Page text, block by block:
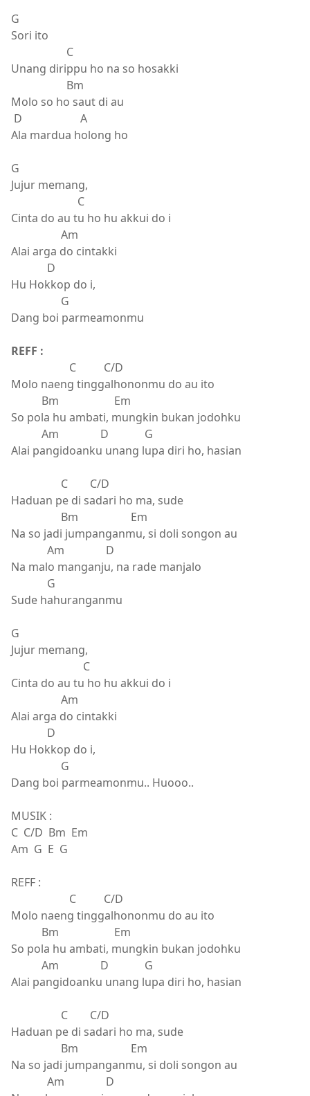
G
Sori ito
C
Unang dirippu ho na so hosakki
Bm
Molo so ho saut di au
D A
Ala mardua holong ho
G
Jujur memang,
C
Cinta do au tu ho hu akkui do i
Am
Alai arga do cintakki
D
Hu Hokkop do i,
G
Dang boi parmeamonmu
REFF :
C C/D
Molo naeng tinggalhononmu do au ito
Bm Em
So pola hu ambati, mungkin bukan jodohku
Am D G
Alai pangidoanku unang lupa diri ho, hasian
C C/D
Haduan pe di sadari ho ma, sude
Bm Em
Na so jadi jumpanganmu, si doli songon au
Am D
Na malo manganju, na rade manjalo
G
Sude hahuranganmu
G
Jujur memang,
C
Cinta do au tu ho hu akkui do i
Am
Alai arga do cintakki
D
Hu Hokkop do i,
G
Dang boi parmeamonmu.. Huooo..
MUSIK :
C C/D Bm Em
Am G E G
REFF :
C C/D
Molo naeng tinggalhononmu do au ito
Bm Em
So pola hu ambati, mungkin bukan jodohku
Am D G
Alai pangidoanku unang lupa diri ho, hasian
C C/D
Haduan pe di sadari ho ma, sude
Bm Em
Na so jadi jumpanganmu, si doli songon au
Am D